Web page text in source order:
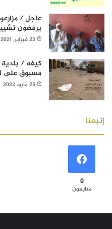
عاجل /
يرفضون
23 فبراير، 2021
كيفه / بلدية
مسبوق على
25 مايو، 2022
إتبعنا
0
متابعون